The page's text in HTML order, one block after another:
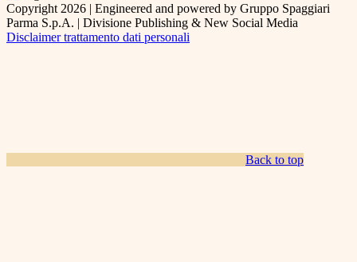
Copyright 2026 | Engineered and powered by Gruppo Spaggiari
Parma S.p.A. | Divisione Publishing & New Social Media
Disclaimer trattamento dati personali
Back to top